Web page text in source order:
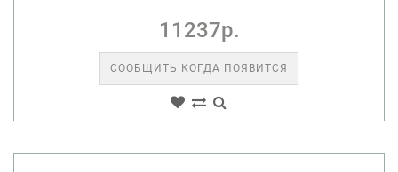
11237р.
СООБЩИТЬ КОГДА ПОЯВИТСЯ